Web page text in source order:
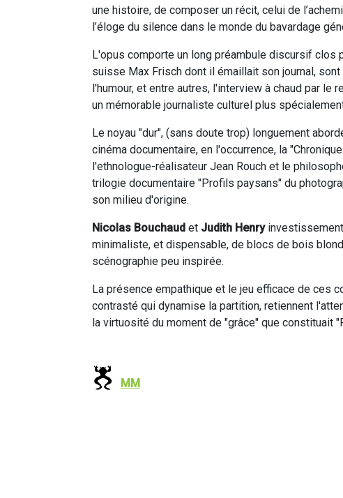
une histoire, de composer un récit, celui de
l’éloge du silence dans le monde du bavardage
L'opus comporte un long préambule discursif clos
suisse Max Frisch dont il émaillait son journal,
l'humour, et entre autres, l'interview à chaud par
un mémorable journaliste culturel plus
Le noyau "dur", (sans doute trop) longuement
cinéma documentaire, en l'occurrence, la
l'ethnologue-réalisateur Jean Rouch et le
trilogie documentaire "Profils paysans" du
son milieu d'origine.
Nicolas Bouchaud et Judith Henry
minimaliste, et dispensable, de blocs de bois
scénographie peu inspirée.
La présence empathique et le jeu efficace de ces
contrasté qui dynamise la partition, retiennent
la virtuosité du moment de "grâce" que constituait
MM